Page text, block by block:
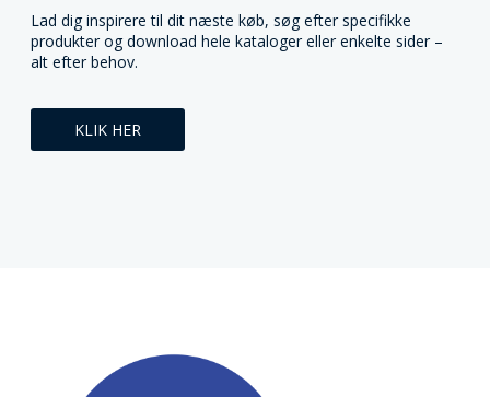
Lad dig inspirere til dit næste køb, søg efter specifikke
produkter og download hele kataloger eller enkelte sider –
alt efter behov.
KLIK HER